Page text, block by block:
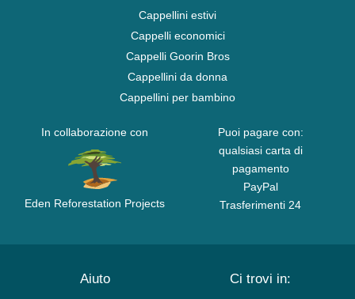
Cappellini estivi
Cappelli economici
Cappelli Goorin Bros
Cappellini da donna
Cappellini per bambino
In collaborazione con
Eden Reforestation Projects
Puoi pagare con:
qualsiasi carta di
pagamento
PayPal
Trasferimenti 24
Aiuto Ci trovi in: